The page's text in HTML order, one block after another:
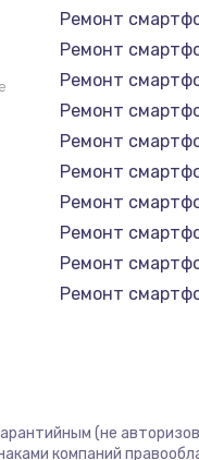
Ремонт
Ремонт
Ремонт
Ремонт
Ремонт
Ремонт
Ремонт
Ремонт
Ремонт
Ремонт
Ремонт
(не
компаний